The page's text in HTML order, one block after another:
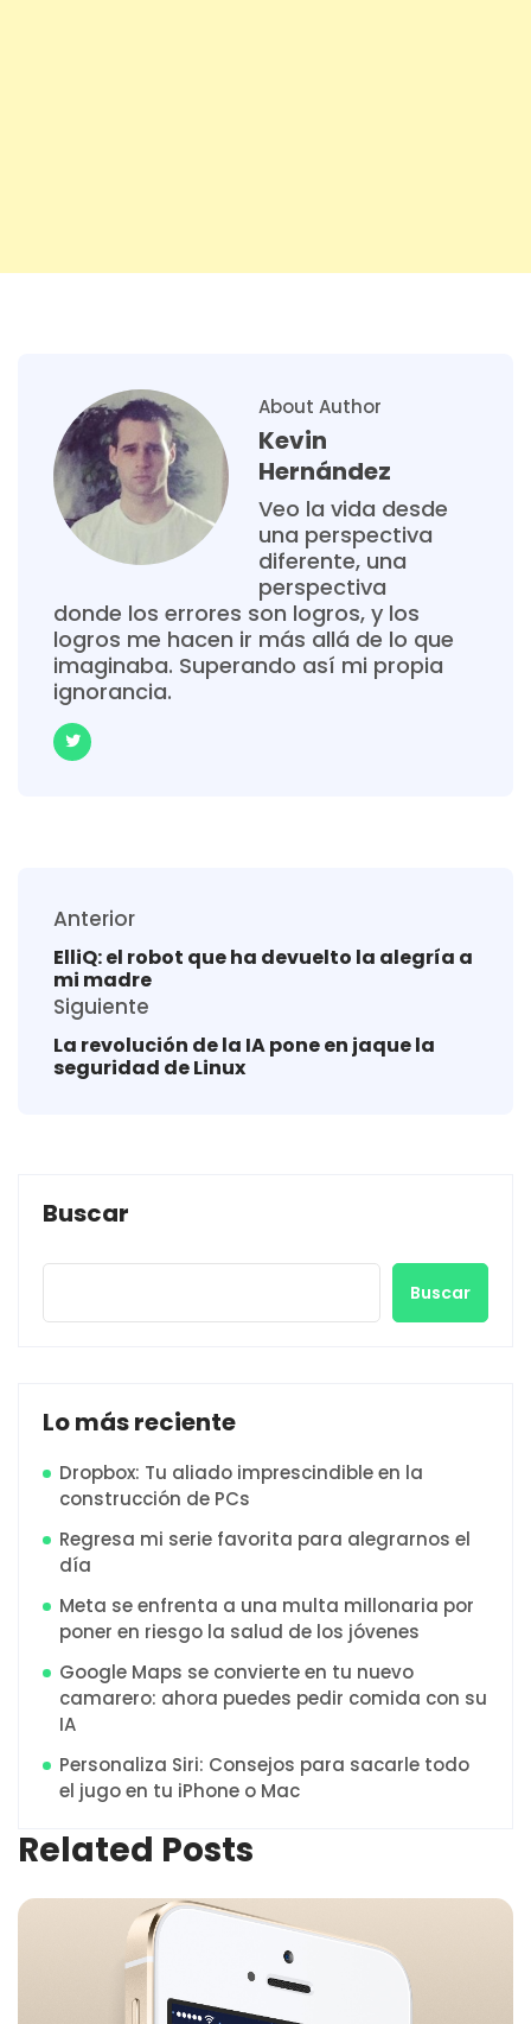
About Author
Kevin
Hernández
Veo la vida desde
una perspectiva
diferente, una
perspectiva
donde los errores son logros, y los
logros me hacen ir más allá de lo que
imaginaba. Superando así mi propia
ignorancia.
Anterior
ElliQ: el robot que ha devuelto la alegría a
mi madre
Siguiente
La revolución de la IA pone en jaque la
seguridad de Linux
Buscar
Buscar
Lo más reciente
Dropbox: Tu aliado imprescindible en la
construcción de PCs
Regresa mi serie favorita para alegrarnos el
día
Meta se enfrenta a una multa millonaria por
poner en riesgo la salud de los jóvenes
Google Maps se convierte en tu nuevo
camarero: ahora puedes pedir comida con su
IA
Personaliza Siri: Consejos para sacarle todo
el jugo en tu iPhone o Mac
Related Posts